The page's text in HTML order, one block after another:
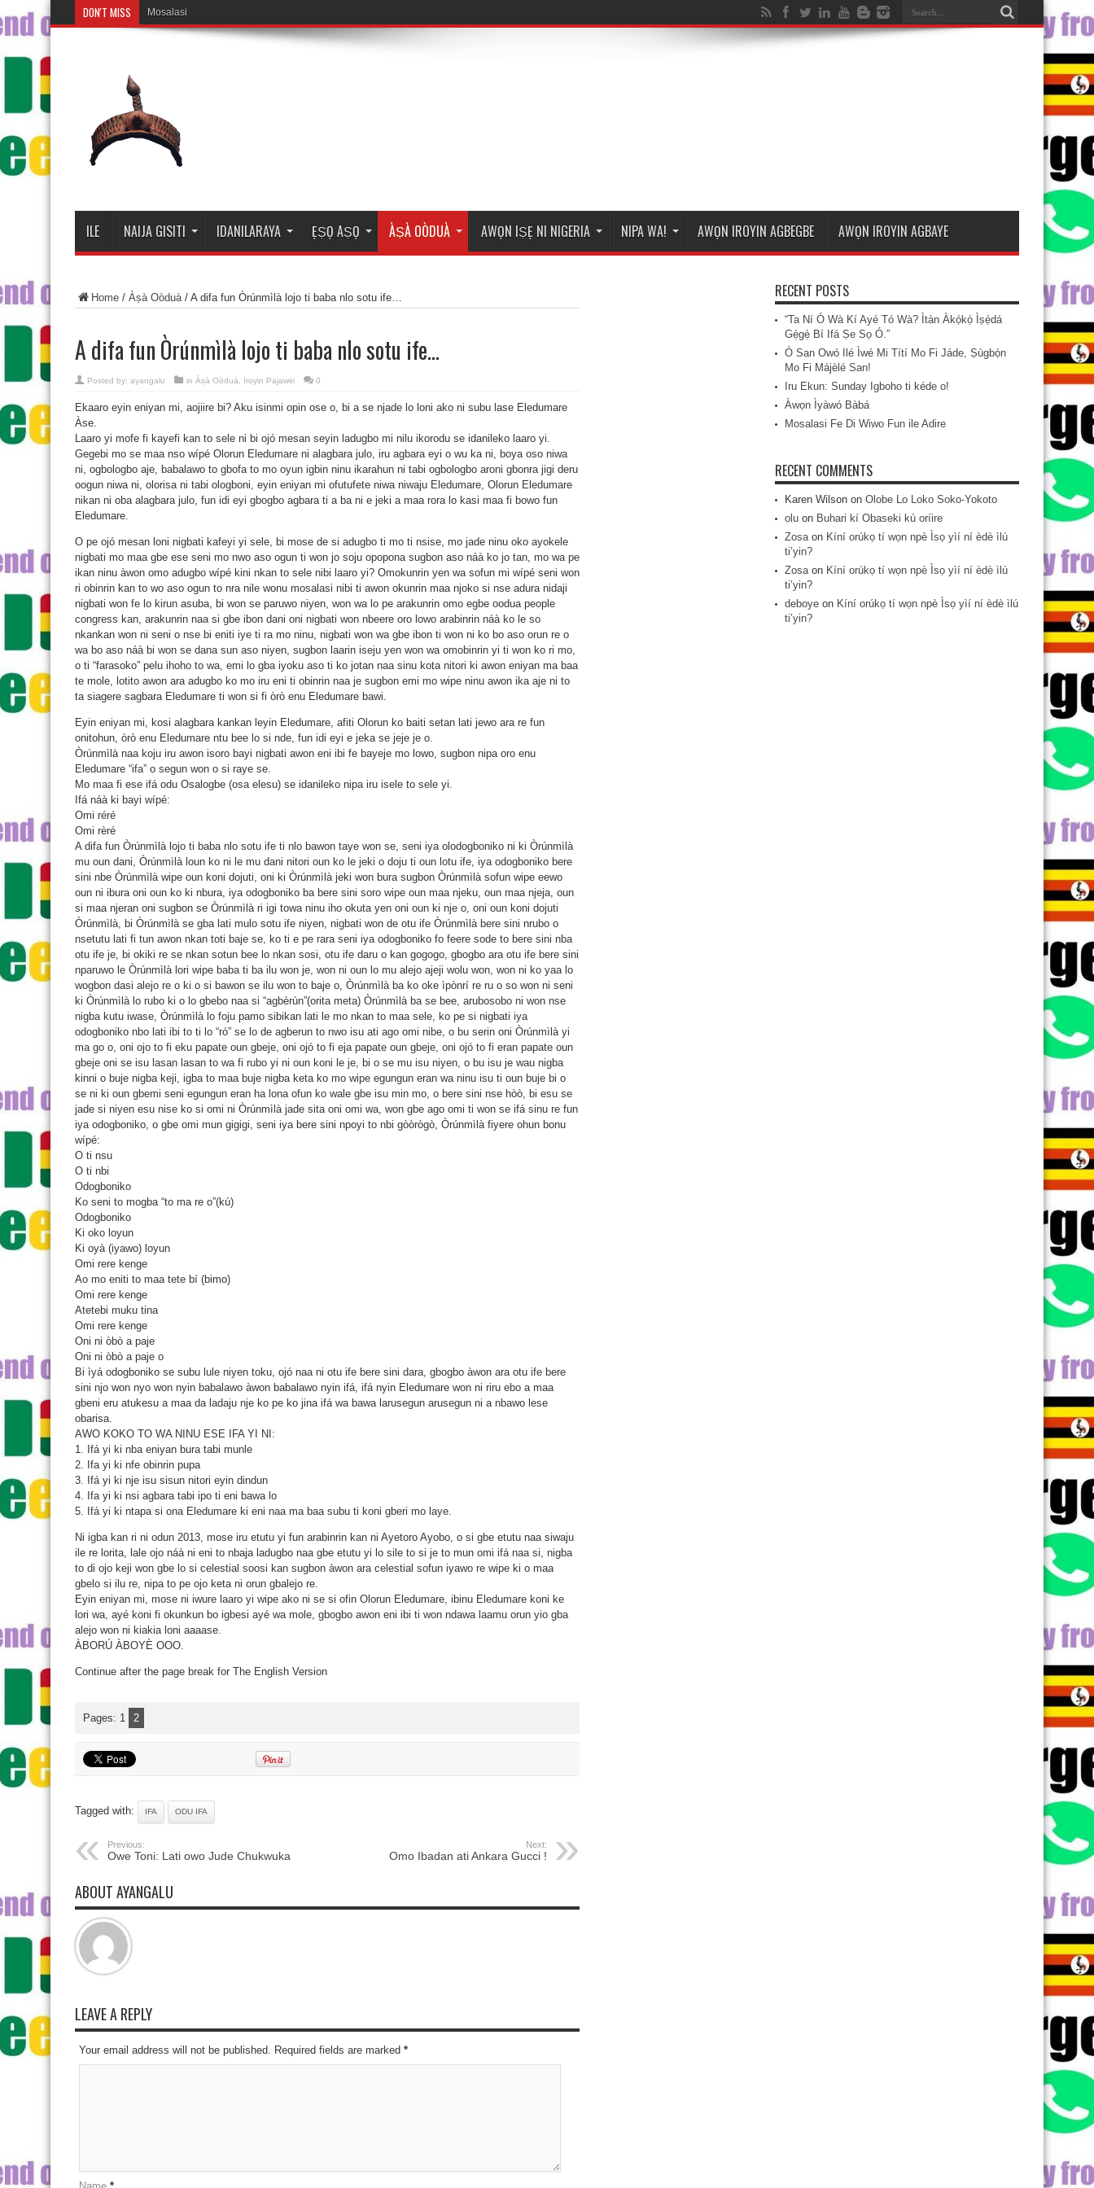
DON'T MISS Mosalasi Fe Di Wiwo Fun ile Adir
ILE NAIJA GISITI IDANILARAYA ẸṢỌ AṢỌ ÀṢÀ OÒDUÀ AWỌN IṢẸ NI NIGERIA NIPA WA! AWỌN IROYIN AGBEGBE AWỌN IROYIN AGBAYE
Home / Àṣà Oòduà/ A difa fun Òrúnmìlà lojo ti baba nlo sotu ife…
A difa fun Òrúnmìlà lojo ti baba nlo sotu ife…
Posted by: ayangalu in Àṣà Oòduà Iroyin Pajawiri 0
Ekaaro eyin eniyan mi, aojiire bi? Aku isinmi opin ose o, bi a se njade lo loni ako ni subu lase Eledumare
Àse.
Laaro yi mofe fi kayefi kan to sele ni bi ojó mesan seyin ladugbo mi nilu ikorodu se idanileko laaro yi.
Gegebi mo se maa nso wípé Olorun Eledumare ni alagbara julo, iru agbara eyi o wu ka ni, boya oso niwa
ni, ogbologbo aje, babalawo to gbofa to mo oyun igbin ninu ikarahun ni tabi ogbologbo aroni gbonra jigi deru
oogun niwa ni, olorisa ni tabi ologboni, eyin eniyan mi ofutufete niwa niwaju Eledumare, Olorun Eledumare
nikan ni oba alagbara julo, fun idi eyi gbogbo agbara ti a ba ni e jeki a maa rora lo kasi maa fi bowo fun
Eledumare.
O pe ojó mesan loni nigbati kafeyi yi sele, bi mose de si adugbo ti mo ti nsise, mo jade ninu oko ayokele
nigbati mo maa gbe ese seni mo nwo aso ogun ti won jo soju opopona sugbon aso náà ko jo tan, mo wa pe
ikan ninu àwon omo adugbo wípé kini nkan to sele nibi laaro yi? Omokunrin yen wa sofun mi wípé seni won
ri obinrin kan to wo aso ogun to nra nile wonu mosalasi nibi ti awon okunrin maa njoko si nse adura nidaji
nigbati won fe lo kirun asuba, bi won se paruwo niyen, won wa lo pe arakunrin omo egbe oodua people
congress kan, arakunrin naa si gbe ibon dani oni nigbati won nbeere oro lowo arabinrin náà ko le so
nkankan won ni seni o nse bi eniti iye ti ra mo ninu, nigbati won wa gbe ibon ti won ni ko bo aso orun re o
wa bo aso náà bi won se dana sun aso niyen, sugbon laarin iseju yen won wa omobinrin yi ti won ko ri mo,
o ti “farasoko” pelu ihoho to wa, emi lo gba iyoku aso ti ko jotan naa sinu kota nitori ki awon eniyan ma baa
te mole, lotito awon ara adugbo ko mo iru eni ti obinrin naa je sugbon emi mo wipe ninu awon ika aje ni to
ta siagere sagbara Eledumare ti won si fi òrò enu Eledumare bawi.
Eyin eniyan mi, kosi alagbara kankan leyin Eledumare, afiti Olorun ko baiti setan lati jewo ara re fun
onitohun, òrò enu Eledumare ntu bee lo si nde, fun idi eyi e jeka se jeje je o.
Òrúnmìlà naa koju iru awon isoro bayi nigbati awon eni ibi fe bayeje mo lowo, sugbon nipa oro enu
Eledumare “ifa” o segun won o si raye se.
Mo maa fi ese ifá odu Osalogbe (osa elesu) se idanileko nipa iru isele to sele yi.
Ifá náà ki bayi wípé:
Omi réré
Omi rèré
A difa fun Òrúnmìlà lojo ti baba nlo sotu ife ti nlo bawon taye won se, seni iya olodogboniko ni ki Òrúnmìlà
mu oun dani, Òrúnmìlà loun ko ni le mu dani nitori oun ko le jeki o doju ti oun lotu ife, iya odogboniko bere
sini nbe Òrúnmìlà wipe oun koni dojuti, oni ki Òrúnmìlà jeki won bura sugbon Òrúnmìlà sofun wipe eewo
oun ni ibura oni oun ko ki nbura, iya odogboniko ba bere sini soro wipe oun maa njeku, oun maa njeja, oun
si maa njeran oni sugbon se Òrúnmìlà ri igi towa ninu iho okuta yen oni oun ki nje o, oni oun koni dojuti
Òrúnmìlà, bi Òrúnmìlà se gba lati mulo sotu ife niyen, nigbati won de otu ife Òrúnmìlà bere sini nrubo o
nsetutu lati fi tun awon nkan toti baje se, ko ti e pe rara seni iya odogboniko fo feere sode to bere sini nba
otu ife je, bi okiki re se nkan sotun bee lo nkan sosi, otu ife daru o kan gogogo, gbogbo ara otu ife bere sini
nparuwo le Òrúnmìlà lori wipe baba ti ba ilu won je, won ni oun lo mu alejo ajeji wolu won, won ni ko yaa lo
wogbon dasi alejo re o ki o si bawon se ilu won to baje o, Òrúnmìlà ba ko oke ìpònrí re ru o so won ni seni
ki Òrúnmìlà lo rubo ki o lo gbebo naa si “agbèrùn”(orita meta) Òrúnmìlà ba se bee, arubosobo ni won nse
nigba kutu iwase, Òrúnmìlà lo foju pamo sibikan lati le mo nkan to maa sele, ko pe si nigbati iya
odogboniko nbo lati ibi to ti lo “ró” se lo de agberun to nwo isu ati ago omi nibe, o bu serin oni Òrúnmìlà yi
ma go o, oni ojo to fi eku papate oun gbeje, oni ojó to fi eja papate oun gbeje, oni ojó to fi eran papate oun
gbeje oni se isu lasan lasan to wa fi rubo yi ni oun koni le je, bi o se mu isu niyen, o bu isu je wau nigba
kinni o buje nigba keji, igba to maa buje nigba keta ko mo wipe egungun eran wa ninu isu ti oun buje bi o
se ni ki oun gbemi seni egungun eran ha lona ofun ko wale gbe isu min mo, o bere sini nse hòò, bi esu se
jade si niyen esu nise ko si omi ni Òrúnmìlà jade sita oni omi wa, won gbe ago omi ti won se ifá sinu re fun
iya odogboniko, o gbe omi mun gigigi, seni iya bere sini npoyi to nbi gòòrògò, Òrúnmìlà fiyere ohun bonu
wípé:
O ti nsu
O ti nbi
Odogboniko
Ko seni to mogba “to ma re o”(kú)
Odogboniko
Ki oko loyun
Ki oyà (iyawo) loyun
Omi rere kenge
Ao mo eniti to maa tete bí (bimo)
Omi rere kenge
Atetebi muku tina
Omi rere kenge
Oni ni òbò a paje
Oni ni òbò a paje o
Bi ìyá odogboniko se subu lule niyen toku, ojó naa ni otu ife bere sini dara, gbogbo àwon ara otu ife bere
sini njo won nyo won nyin babalawo àwon babalawo nyin ifá, ifá nyin Eledumare won ni riru ebo a maa
gbeni eru atukesu a maa da ladaju nje ko pe ko jina ifá wa bawa larusegun arusegun ni a nbawo lese
obarisa.
AWO KOKO TO WA NINU ESE IFA YI NI:
1. Ifá yi ki nba eniyan bura tabi munle
2. Ifa yi ki nfe obinrin pupa
3. Ifá yi ki nje isu sisun nitori eyin dindun
4. Ifa yi ki nsi agbara tabi ipo ti eni bawa lo
5. Ifá yi ki ntapa si ona Eledumare ki eni naa ma baa subu ti koni gberi mo laye.
Ni igba kan ri ni odun 2013, mose iru etutu yi fun arabinrin kan ni Ayetoro Ayobo, o si gbe etutu naa siwaju
ile re lorita, lale ojo náà ni eni to nbaja ladugbo naa gbe etutu yi lo sile to si je to mun omi ifá naa si, nigba
to di ojo keji won gbe lo si celestial soosi kan sugbon àwon ara celestial sofun iyawo re wipe ki o maa
gbelo si ilu re, nipa to pe ojo keta ni orun gbalejo re.
Eyin eniyan mi, mose ni iwure laaro yi wipe ako ni se si ofin Olorun Eledumare, ibinu Eledumare koni ke
lori wa, ayé koni fi okunkun bo igbesi ayé wa mole, gbogbo awon eni ibi ti won ndawa laamu orun yio gba
alejo won ni kiakia loni aaaase.
ÀBORÚ ÀBOYÈ OOO.
Continue after the page break for The English Version
Pages: 1 2
Tagged with: IFA ODU IFA
Previous:
Owe Toni: Lati owo Jude Chukwuka
Next:
Omo Ibadan ati Ankara Gucci !
ABOUT AYANGALU
LEAVE A REPLY
Your email address will not be published. Required fields are marked *
RECENT POSTS
“Ta Ní Ó Wà Kí Ayé Tó Wà? Ìtàn Àkọ́kọ́ Ìṣẹ̀dá
Gẹ́gẹ́ Bí Ifá Ṣe Sọ Ó.”
Ó San Owó Ilé Ìwé Mi Títí Mo Fi Jáde, Ṣùgbọ́n
Mo Fi Májèlé San!
Iru Ekun: Sunday Igboho ti kéde o!
Àwọn Ìyàwó Bàbá
Mosalasi Fe Di Wiwo Fun ile Adire
RECENT COMMENTS
Karen Wilson on Olobe Lo Loko Soko-Yokoto
olu on Buhari kí Obaseki kú oríire
Zosaon Kíní orúkọ tí wọn npè Ìsọ yìí ní èdè ìlú
ti’yin?
Zosaon Kíní orúkọ tí wọn npè Ìsọ yìí ní èdè ìlú
ti’yin?
deboye on Kíní orúkọ tí wọn npè Ìsọ yìí ní èdè ìlú
ti’yin?